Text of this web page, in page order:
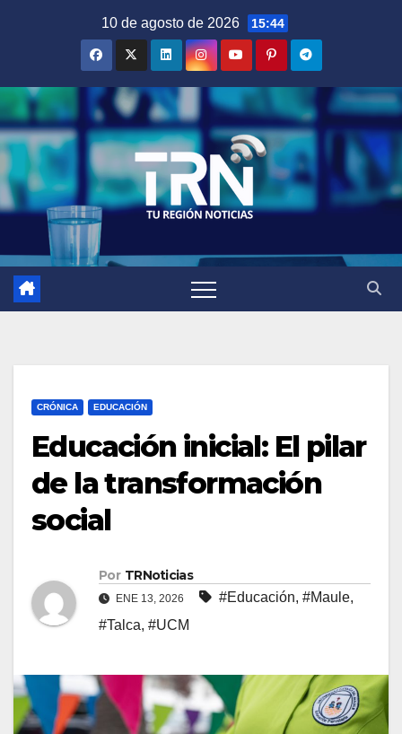
10 de agosto de 2026 15:44
CRÓNICA EDUCACIÓN
Educación inicial: El pilar
de la transformación
social
Por TRNoticias
ENE 13, 2026 #Educación, #Maule,
#Talca, #UCM